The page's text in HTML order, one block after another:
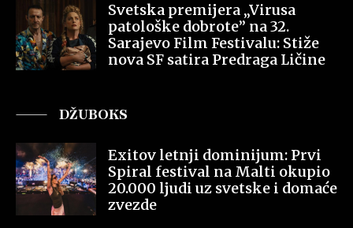
Svetska premijera „Virusa
patološke dobrote” na 32.
Sarajevo Film Festivalu: Stiže
nova SF satira Predraga Ličine
DŽUBOKS
Exitov letnji dominijum: Prvi
Spiral festival na Malti okupio
20.000 ljudi uz svetske i domaće
zvezde